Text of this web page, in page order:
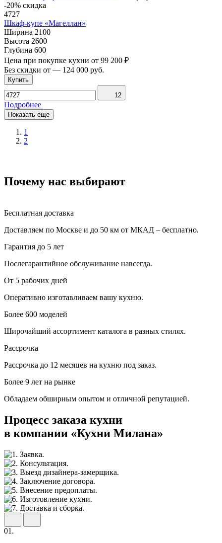
-20% скидка
4727
Шкаф-купе «Магеллан»
Ширина 2100
Высота 2600
Глубина 600
Цена при покупке кухни от 99 200 ₽
Без скидки от — 124 000 руб.
Купить
12
Подробнее
Показать еще
1
2
Почему нас выбирают
Бесплатная доставка
Доставляем по Москве и до 50 км от МКАД – бесплатно.
Гарантия до 5 лет
Послегарантийное обслуживание навсегда.
От 5 рабочих дней
Оперативно изготавливаем вашу кухню.
Более 600 моделей
Широчайший ассортимент каталога в разных стилях.
Рассрочка
Рассрочка до 12 месяцев на кухню под заказ.
Более 9 лет на рынке
Обладаем обширным опытом и отличной репутацией.
Процесс заказа кухни
в компании «Кухни Милана»
01.